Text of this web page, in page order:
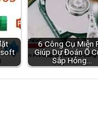
6 Công Cụ Miễn
Giúp Dự Đoán Ổ
Sắp Hỏng…